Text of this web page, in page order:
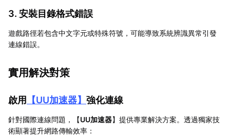
3. 安裝目錄格式錯誤
遊戲路徑若包含中文字元或特殊符號，可能導致系統辨識異常引發
連線錯誤。
實用解決對策
啟用 【UU加速器】 強化連線
針對國際連線問題，【UU加速器】提供專業解決方案。透過獨家技
術顯著提升網路傳輸效率：